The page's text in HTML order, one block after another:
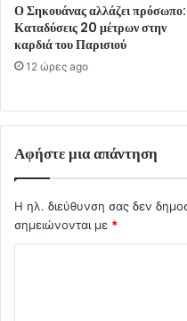
Ο Σηκουάνας αλλάζει πρόσωπο:
Καταδύσεις 20 μέτρων στην
καρδιά του Παρισιού
12 ώρες ago
Αφήστε μια απάντηση
Η ηλ. διεύθυνση σας δεν
σημειώνονται με *